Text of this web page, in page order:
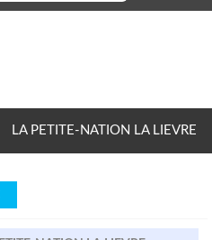
LA PETITE-NATION LA LIEVRE